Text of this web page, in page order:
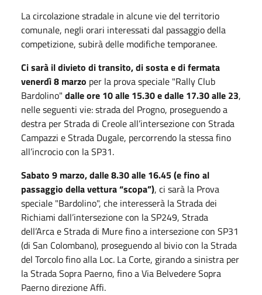
La circolazione stradale in alcune vie del territorio
comunale, negli orari interessati dal passaggio della
competizione, subirà delle modifiche temporanee.
Ci sarà il divieto di transito, di sosta e di fermata
venerdì 8 marzo per la prova speciale "Rally Club
Bardolino" dalle ore 10 alle 15.30 e dalle 17.30 alle 23,
nelle seguenti vie: strada del Progno, proseguendo a
destra per Strada di Creole all’intersezione con Strada
Campazzi e Strada Dugale, percorrendo la stessa fino
all’incrocio con la SP31.
Sabato 9 marzo, dalle 8.30 alle 16.45 (e fino al
passaggio della vettura “scopa”), ci sarà la Prova
speciale "Bardolino", che interesserà la Strada dei
Richiami dall’intersezione con la SP249, Strada
dell’Arca e Strada di Mure fino a intersezione con SP31
(di San Colombano), proseguendo al bivio con la Strada
del Torcolo fino alla Loc. La Corte, girando a sinistra per
la Strada Sopra Paerno, fino a Via Belvedere Sopra
Paerno direzione Affi.